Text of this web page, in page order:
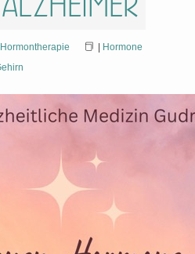
Hormontherapie | Hormone